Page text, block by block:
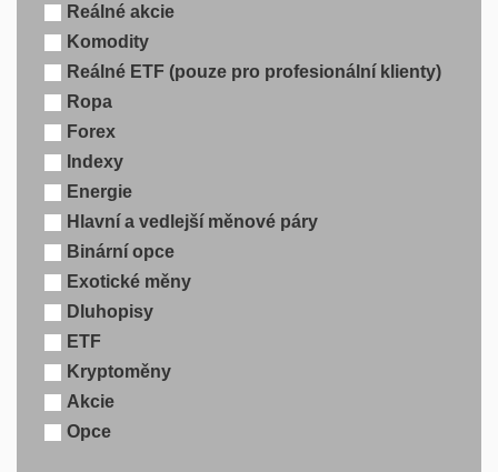
Reálné akcie
Komodity
Reálné ETF (pouze pro profesionální klienty)
Ropa
Forex
Indexy
Energie
Hlavní a vedlejší měnové páry
Binární opce
Exotické měny
Dluhopisy
ETF
Kryptoměny
Akcie
Opce